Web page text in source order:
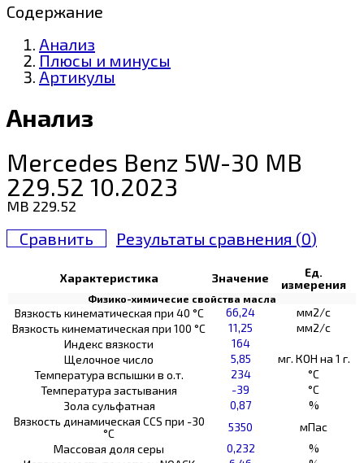
Содержание
Анализ
Плюсы и минусы
Артикулы
Анализ
Mercedes Benz 5W-30 MB
229.52 10.2023
MB 229.52
Сравнить Результаты сравнения (0)
Характеристика Значение
Ед.
измерения
Физико-химичесие свойства масла
Вязкость кинематическая при 40 °С 66,24
мм2/с
Вязкость кинематическая при 100 °С
11,25
мм2/с
Индекс вязкости
164
Щелочное число
5,85
мг. КОН на 1 г.
Температура вспышки в о.т.
234
°C
Температура застывания
-39
°C
Зола сульфатная
0,87
%
Вязкость динамическая CCS при -30
°С
5350
мПас
Массовая доля серы
0,232
%